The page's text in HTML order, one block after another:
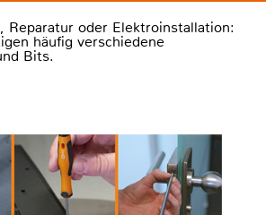
Reparatur oder Elektroinstallation:
häufig verschiedene
Bits.